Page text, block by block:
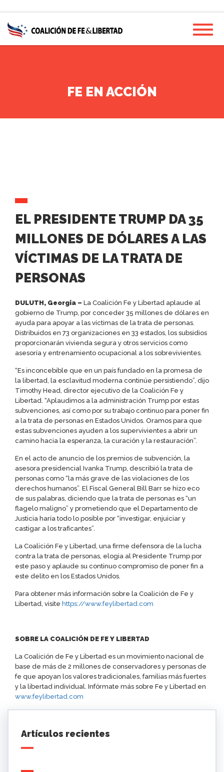
main
content
FE EN ACCIÓN
EL PRESIDENTE TRUMP DA 35
MILLONES DE DÓLARES A LAS
VÍCTIMAS DE LA TRATA DE
PERSONAS
DULUTH, Georgia – La Coalición Fe y Libertad aplaude al
gobierno de Trump, por conceder 35 millones de dólares en
ayuda para apoyar a las víctimas de la trata de personas.
Distribuidos en 73 organizaciones en 33 estados, los subsidios
proporcionarán vivienda segura y otros servicios como
asesoría y entrenamiento ocupacional a los sobrevivientes.
“Es inconcebible que en un país fundado en la promesa de
la libertad, la esclavitud moderna continúe persistiendo”, dijo
Timothy Head, director ejecutivo de la Coalición Fe y
Libertad. “Aplaudimos a la administración Trump por estas
subvenciones, así como por su trabajo continuo para poner fin
a la trata de personas en Estados Unidos. Oramos para que
estas subvenciones ayuden a los supervivientes a abrir un
camino hacia la esperanza, la curación y la restauración”.
En el acto de anuncio de los premios de subvención, la
asesora presidencial Ivanka Trump, describió la trata de
personas como “la más grave de las violaciones de los
derechos humanos”. El Fiscal General Bill Barr se hizo eco
de sus palabras, diciendo que la trata de personas es “un
flagelo maligno” y prometiendo que el Departamento de
Justicia haría todo lo posible por “investigar, enjuiciar y
castigar a los traficantes”.
La Coalición Fe y Libertad, una firme defensora de la lucha
contra la trata de personas, elogia al Presidente Trump por
este paso y aplaude su continuo compromiso de poner fin a
este delito en los Estados Unidos.
Para obtener más información sobre la Coalición de Fe y
Libertad, visite https://www.feylibertad.com
SOBRE LA COALICIÓN DE FE Y LIBERTAD
La Coalición de Fe y Libertad es un movimiento nacional de
base de más de 2 millones de conservadores y personas de
fe que apoyan los valores tradicionales, familias más fuertes
y la libertad individual. Infórmate más sobre Fe y Libertad en
www.feylibertad.com
Artículos recientes